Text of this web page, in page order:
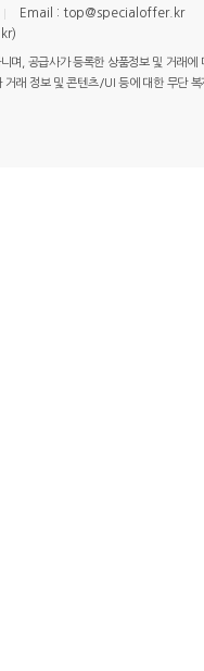
Email : top@specialoffer.kr
며, 공급사가 등록한 상품정보 및 거래
래 정보 및 콘텐츠/UI 등에 대한 무단